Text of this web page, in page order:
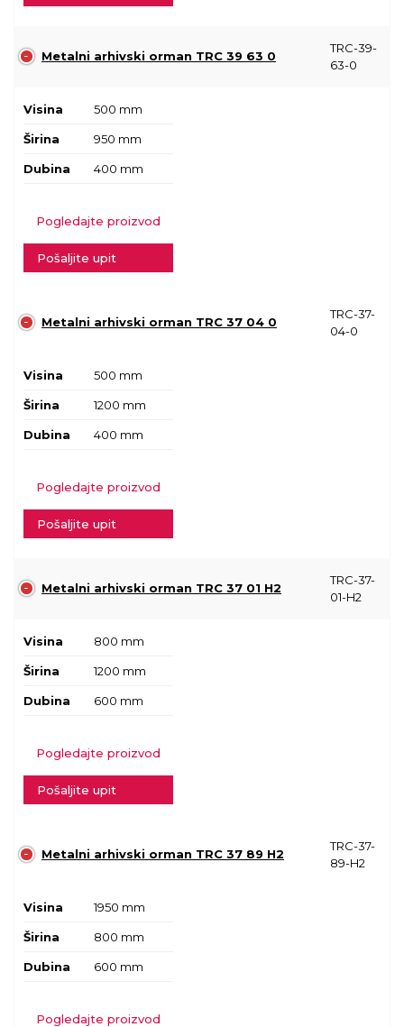
Metalni arhivski orman TRC 39 63 0
TRC-39-
63-0
Visina 500 mm
Širina 950 mm
Dubina 400 mm
Pogledajte proizvod
Pošaljite upit
Metalni arhivski orman TRC 37 04 0
TRC-37-
04-0
Visina 500 mm
Širina 1200 mm
Dubina 400 mm
Pogledajte proizvod
Pošaljite upit
Metalni arhivski orman TRC 37 01 H2
TRC-37-
01-H2
Visina 800 mm
Širina 1200 mm
Dubina 600 mm
Pogledajte proizvod
Pošaljite upit
Metalni arhivski orman TRC 37 89 H2
TRC-37-
89-H2
Visina 1950 mm
Širina 800 mm
Dubina 600 mm
Pogledajte proizvod